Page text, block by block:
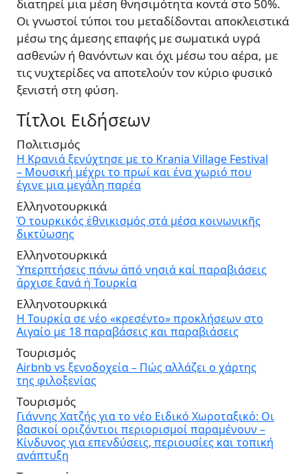
διατηρεί μια μέση θνησιμότητα κοντά στο 50%.
Οι γνωστοί τύποι του μεταδίδονται αποκλειστικά
μέσω της άμεσης επαφής με σωματικά υγρά
ασθενών ή θανόντων και όχι μέσω του αέρα, με
τις νυχτερίδες να αποτελούν τον κύριο φυσικό
ξενιστή στη φύση.
Τίτλοι Ειδήσεων
Πολιτισμός
Η Κρανιά ξενύχτησε με το Krania Village Festival
– Μουσική μέχρι το πρωί και ένα χωριό που
έγινε μια μεγάλη παρέα
Ελληνοτουρκικά
Ὁ τουρκικός ἐθνικισμός στά μέσα κοινωνικῆς
δικτύωσης
Ελληνοτουρκικά
Ὑπερπτήσεις πάνω ἀπό νησιά καί παραβιάσεις
ἄρχισε ξανά ἡ Τουρκία
Ελληνοτουρκικά
Η Τουρκία σε νέο «κρεσέντο» προκλήσεων στο
Αιγαίο με 18 παραβάσεις και παραβιάσεις
Τουρισμός
Airbnb vs ξενοδοχεία – Πώς αλλάζει ο χάρτης
της φιλοξενίας
Τουρισμός
Γιάννης Χατζής για το νέο Ειδικό Χωροταξικό: Οι
βασικοί οριζόντιοι περιορισμοί παραμένουν –
Κίνδυνος για επενδύσεις, περιουσίες και τοπική
ανάπτυξη